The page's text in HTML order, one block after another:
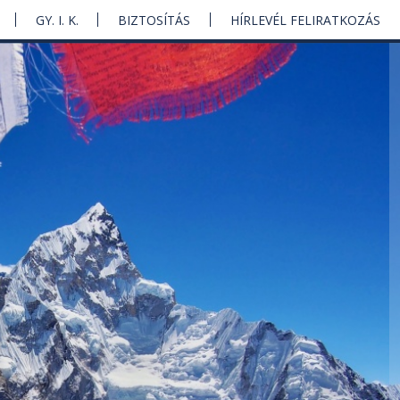
GY. I. K. BIZTOSÍTÁS HÍRLEVÉL FELIRATKOZÁS